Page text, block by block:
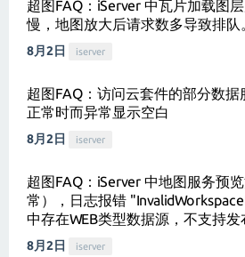
超图FAQ：iServer 中瓦片加载图
慢，地图放大后请求数多导致排队
8月2日 iserver
超图FAQ：访问云套件的部分数
正常时而异常显示空白
8月2日 iserver
超图FAQ：iServer 中地图服务预
常），日志报错
中存在WEB类型数据源，不支持发
8月2日 iserver